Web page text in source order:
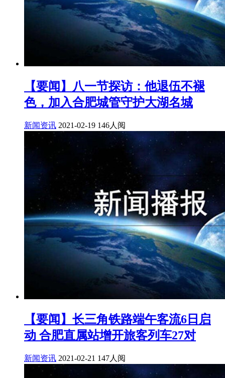
【要闻】八一节探访：他退伍不褪
色，加入合肥城管守护大湖名城
新闻资讯 2021-02-19 146人阅
【要闻】长三角铁路端午客流6日启
动 合肥直属站增开旅客列车27对
新闻资讯 2021-02-21 147人阅